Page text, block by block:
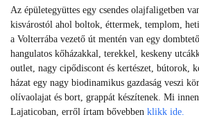
Az épületegyüttes egy csendes olajfaligetben
kisvárostól ahol boltok, éttermek, templom,
a Volterrába vezető út mentén van egy
hangulatos kőházakkal, terekkel, keskeny
outlet, nagy cipődiscont és kertészet, bútorok,
házat egy nagy biodinamikus gazdaság veszi
olívaolajat és bort, grappát készítenek. Mi
Lajaticoban, erről írtam bővebben klikk ide.